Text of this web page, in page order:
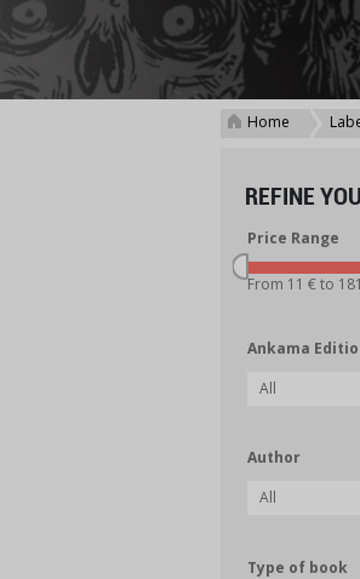
Home
>
REFINE
Price Range
From 11 € to
Ankama
All
Author
All
Type of book